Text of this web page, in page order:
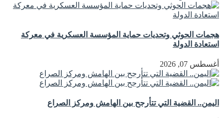
هجمات الحوثي وتحديات حماية المؤسسة العسكرية في معركة
استعادة الدولة
أغسطس 07, 2026
اليمن.. القضية التي تتأرجح بين الهامش ومركز الصراع